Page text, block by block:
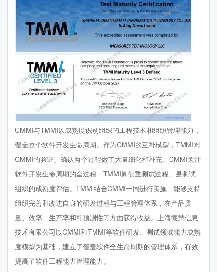
CMMI与TMMI以成熟度识别组织的工程技术和组织管理能力，
覆盖整个软件开发生命周期。作为CMMI的互补模型，TMMI对
CMMI的验证、确认两个过程做了大量细化和补充。CMMI关注
软件开发生命周期的全过程，TMMI则侧重测试过程，是测试
组织的成熟度评估。TMMI结合CMMI一同进行实施，能够支持
组织完善和改进自身的研发过程与工程管理体系，在产品质
量、效率、生产率和可预测性等方面获得收益。上海德慧信息
技术有限公司以CMMI和TMMI等软件研发、测试领域能力成熟
度模型为基础，建立了覆盖软件全生命周期的管理体系，有效
提高了软件工程能力管理能力。